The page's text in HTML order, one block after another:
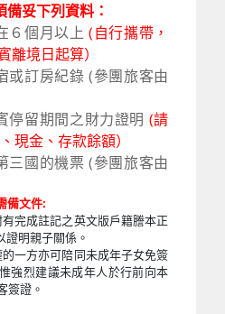
妥下列資料：
６個月以上 (自行攜帶，
離境日起算）
或訂房紀錄 (參團旅客由
停留期間之財力證明 (請
現金、存款餘額）
三國的機票 (參團旅客由
備文件:
完成註記之英文版戶籍謄本正
明親子關係。
一方亦可陪同未成年子女免簽
強烈建議未成年人於行前向本
簽證。